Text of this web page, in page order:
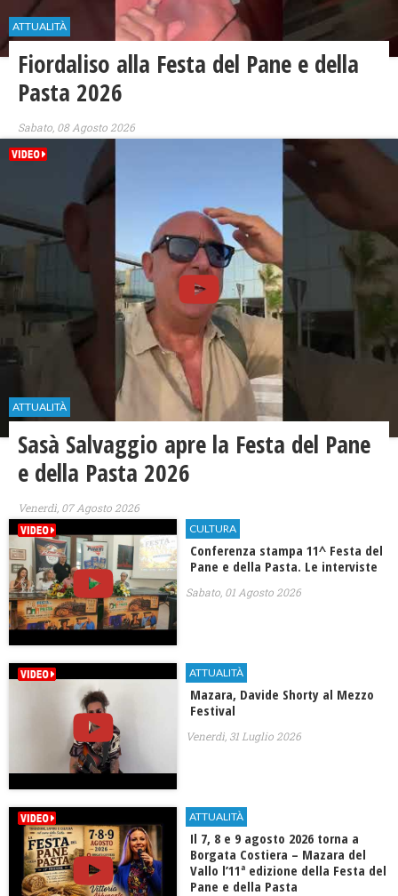
ATTUALITÀ
Fiordaliso alla Festa del Pane e della
Pasta 2026
Sabato, 08 Agosto 2026
ATTUALITÀ
Sasà Salvaggio apre la Festa del Pane
e della Pasta 2026
Venerdì, 07 Agosto 2026
CULTURA
Conferenza stampa 11^ Festa del
Pane e della Pasta. Le interviste
Sabato, 01 Agosto 2026
ATTUALITÀ
Mazara, Davide Shorty al Mezzo
Festival
Venerdì, 31 Luglio 2026
ATTUALITÀ
Il 7, 8 e 9 agosto 2026 torna a
Borgata Costiera – Mazara del
Vallo l’11ª edizione della Festa del
Pane e della Pasta